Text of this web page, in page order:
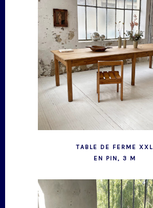
TABLE DE FERME XXL
EN PIN, 3 M